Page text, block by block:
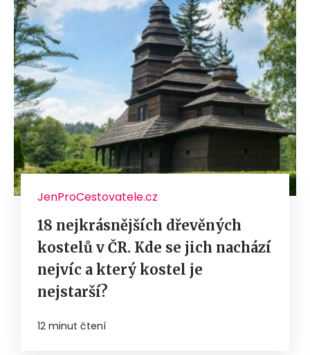
JenProCestovatele.cz
18 nejkrásnějších dřevěných
kostelů v ČR. Kde se jich nachází
nejvíc a který kostel je
nejstarší?
12 minut čtení